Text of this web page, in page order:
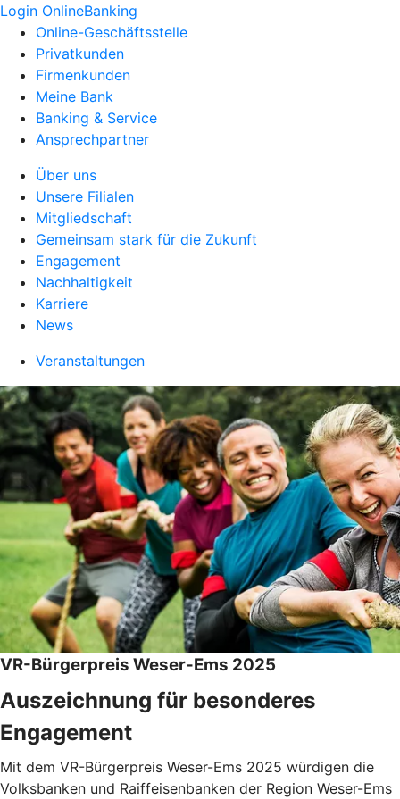
Login OnlineBanking
Online-Geschäftsstelle
Privatkunden
Firmenkunden
Meine Bank
Banking & Service
Ansprechpartner
Über uns
Unsere Filialen
Mitgliedschaft
Gemeinsam stark für die Zukunft
Engagement
Nachhaltigkeit
Karriere
News
Veranstaltungen
VR-Bürgerpreis Weser-Ems 2025
Auszeichnung für besonderes
Engagement
Mit dem VR-Bürgerpreis Weser-Ems 2025 würdigen die
Volksbanken und Raiffeisenbanken der Region Weser-Ems